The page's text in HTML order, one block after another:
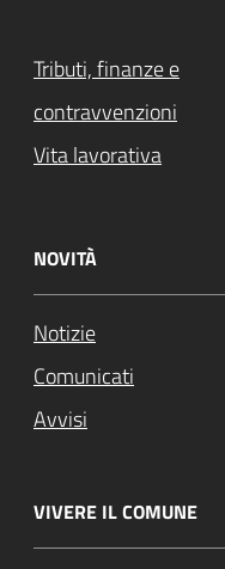
Tributi, finanze e
contravvenzioni
Vita lavorativa
NOVITÀ
Notizie
Comunicati
Avvisi
VIVERE IL COMUNE